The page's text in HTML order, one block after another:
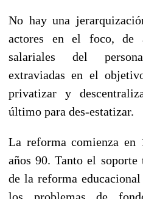
No hay una
actores en el foco, de
salariales del
extraviadas en el
privatizar y
último para des-estatizar.
La reforma comienza en
años 90. Tanto el
de la reforma